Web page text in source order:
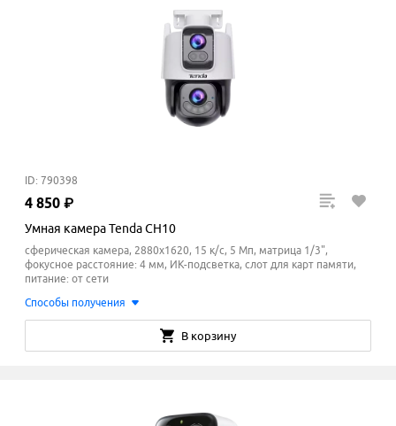
ID: 790398
4 850 ₽
Умная камера Tenda CH10
сферическая камера, 2880x1620, 15 к/с, 5 Мп, матрица 1/3",
фокусное расстояние: 4 мм, ИК-подсветка, слот для карт памяти,
питание: от сети
Способы получения
В корзину